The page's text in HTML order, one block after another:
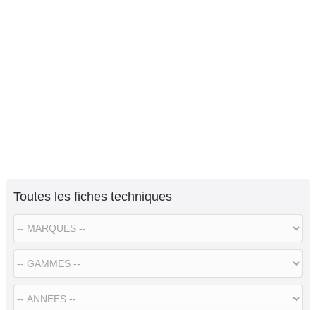
Toutes les fiches techniques